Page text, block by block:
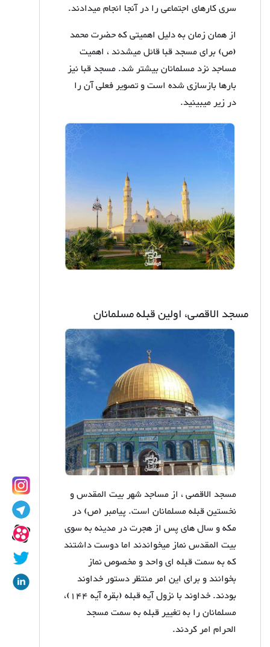
سری کارهای اجتماعی را در آنجا انجام میدادند.
از همان زمان به دلیل اهمیتی که حضرت محمد
(ص) برای مسجد قبا قائل میشدند ، اهمیت
مساجد نزد مسلمانان بیشتر شد. مسجد قبا نیز
بارها بازسازی شده است و تصویر فعلی آن را
در زیر میبینید.
مسجد الاقصی، اولین قبله مسلمانان
مسجد الاقصی ، از مساجد شهر بیت المقدس و
نخستین قبله مسلمانان است. پیامبر (ص) در
مکه و سال های پس از هجرت در مدینه به سوی
بیت المقدس نماز میخواندند اما دوست داشتند
که به سمت قبله ای واحد و مخصوص نماز
بخوانند و برای این امر منتظر دستور خداوند
بودند. خداوند با نزول آیه قبله (بقره آیه 144)،
مسلمانان را به تغییر قبله به سمت مسجد
الحرام امر کردند.